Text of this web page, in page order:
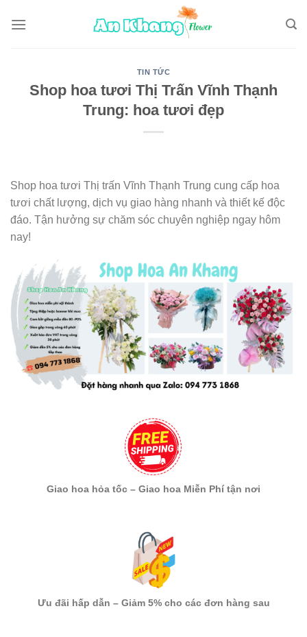
TIN TỨC
Shop hoa tươi Thị Trấn Vĩnh Thạnh
Trung: hoa tươi đẹp
Shop hoa tươi Thị trấn Vĩnh Thạnh Trung cung cấp hoa
tươi chất lượng, dịch vụ giao hàng nhanh và thiết kế độc
đáo. Tận hưởng sự chăm sóc chuyên nghiệp ngay hôm
nay!
Giao hoa hỏa tốc – Giao hoa Miễn Phí tận nơi
Ưu đãi hấp dẫn – Giảm 5% cho các đơn hàng sau